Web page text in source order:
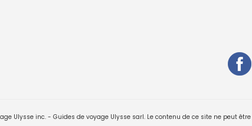
Ulysse inc. - Guides de voyage Ulysse sarl. Le contenu de ce site ne peut